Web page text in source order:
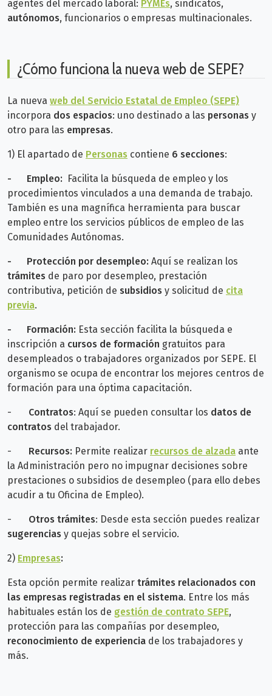
agentes del mercado laboral: PYMEs, sindicatos,
autónomos, funcionarios o empresas multinacionales.
¿Cómo funciona la nueva web de SEPE?
La nueva web del Servicio Estatal de Empleo (SEPE)
incorpora dos espacios: uno destinado a las personas y
otro para las empresas.
1) El apartado de Personas contiene 6 secciones:
- Empleo: Facilita la búsqueda de empleo y los
procedimientos vinculados a una demanda de trabajo.
También es una magnífica herramienta para buscar
empleo entre los servicios públicos de empleo de las
Comunidades Autónomas.
- Protección por desempleo: Aquí se realizan los
trámites de paro por desempleo, prestación
contributiva, petición de subsidios y solicitud de cita
previa.
- Formación: Esta sección facilita la búsqueda e
inscripción a cursos de formación gratuitos para
desempleados o trabajadores organizados por SEPE. El
organismo se ocupa de encontrar los mejores centros de
formación para una óptima capacitación.
- Contratos: Aquí se pueden consultar los datos de
contratos del trabajador.
- Recursos: Permite realizar recursos de alzada ante
la Administración pero no impugnar decisiones sobre
prestaciones o subsidios de desempleo (para ello debes
acudir a tu Oficina de Empleo).
- Otros trámites: Desde esta sección puedes realizar
sugerencias y quejas sobre el servicio.
2) Empresas:
Esta opción permite realizar trámites relacionados con
las empresas registradas en el sistema. Entre los más
habituales están los de gestión de contrato SEPE,
protección para las compañías por desempleo,
reconocimiento de experiencia de los trabajadores y
más.